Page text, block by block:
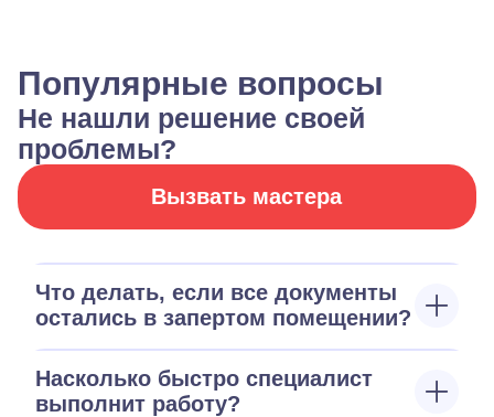
Популярные вопросы
Не нашли решение своей
проблемы?
Вызвать мастера
Что делать, если все документы
остались в запертом помещении?
Насколько быстро специалист
выполнит работу?